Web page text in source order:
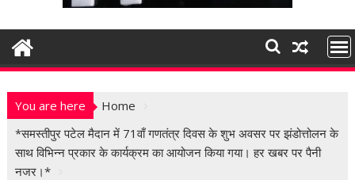
t
n
You are here
Home
*समस्तीपुर पटेल मैदान में 71वाँ गणतंत्र दिवस के शुभ अवसर पर झंडोत्तोलन के
साथ विभिन्न प्रकार के कार्यक्रम का आयोजन किया गया। हर खबर पर पैनी
नजर।*